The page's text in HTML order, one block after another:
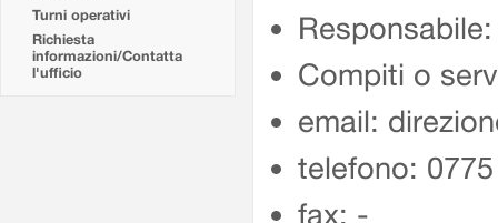
Turni operativi
Richiesta
informazioni/Contatta
l'ufficio
Compiti o
email:
telefono:
fax: -